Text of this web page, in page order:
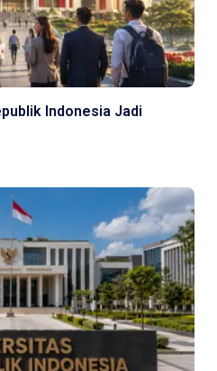
Indonesia Jadi